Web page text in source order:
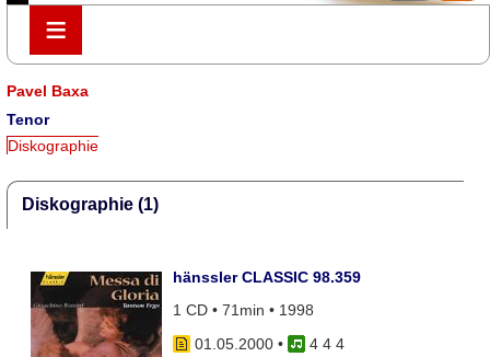
≡
≡
Pavel Baxa
Tenor
Diskographie
Diskographie (1)
hänssler CLASSIC 98.359
1 CD • 71min • 1998
01.05.2000•
4 4 4